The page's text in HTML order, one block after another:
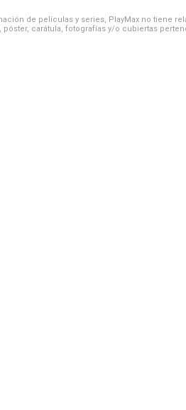
de películas y series, PlayMax no tiene
carátula, fotografías y/o cubiertas